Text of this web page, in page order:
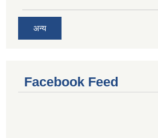
अन्य
Facebook Feed